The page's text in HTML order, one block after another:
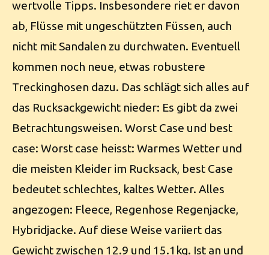
wertvolle Tipps. Insbesondere riet er davon
ab, Flüsse mit ungeschützten Füssen, auch
nicht mit Sandalen zu durchwaten. Eventuell
kommen noch neue, etwas robustere
Treckinghosen dazu. Das schlägt sich alles auf
das Rucksackgewicht nieder: Es gibt da zwei
Betrachtungsweisen. Worst Case und best
case: Worst case heisst: Warmes Wetter und
die meisten Kleider im Rucksack, best Case
bedeutet schlechtes, kaltes Wetter. Alles
angezogen: Fleece, Regenhose Regenjacke,
Hybridjacke. Auf diese Weise variiert das
Gewicht zwischen 12.9 und 15.1kg. Ist an und